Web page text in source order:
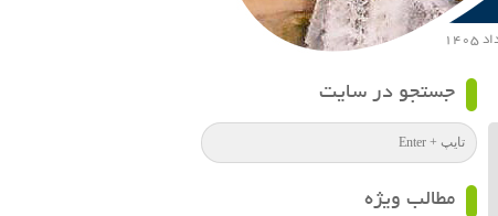
جستجو در سایت
مطالب ویژه